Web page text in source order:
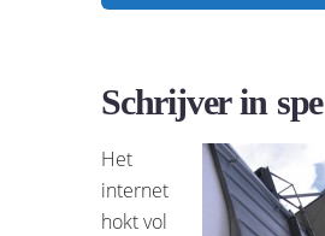
Schrijver in spe
Het
internet
hokt vol